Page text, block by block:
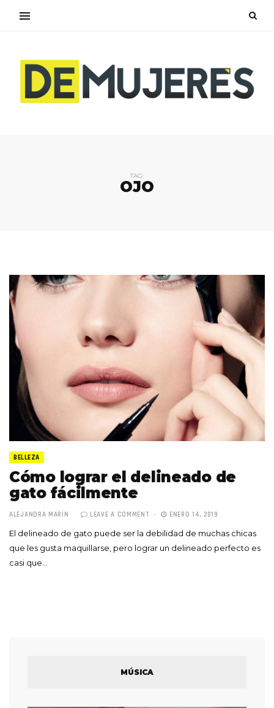
TAG:
OJO
BELLEZA
Cómo lograr el delineado de
gato fácilmente
ALEJANDRA MARÍN LEAVE A COMMENT ENERO 14, 2019
El delineado de gato puede ser la debilidad de muchas chicas
que les gusta maquillarse, pero lograr un delineado perfecto es
casi que…
MÚSICA